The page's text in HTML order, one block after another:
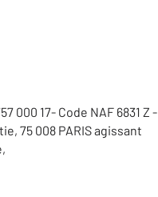
000 17- Code NAF 6831 Z -
75 008 PARIS agissant